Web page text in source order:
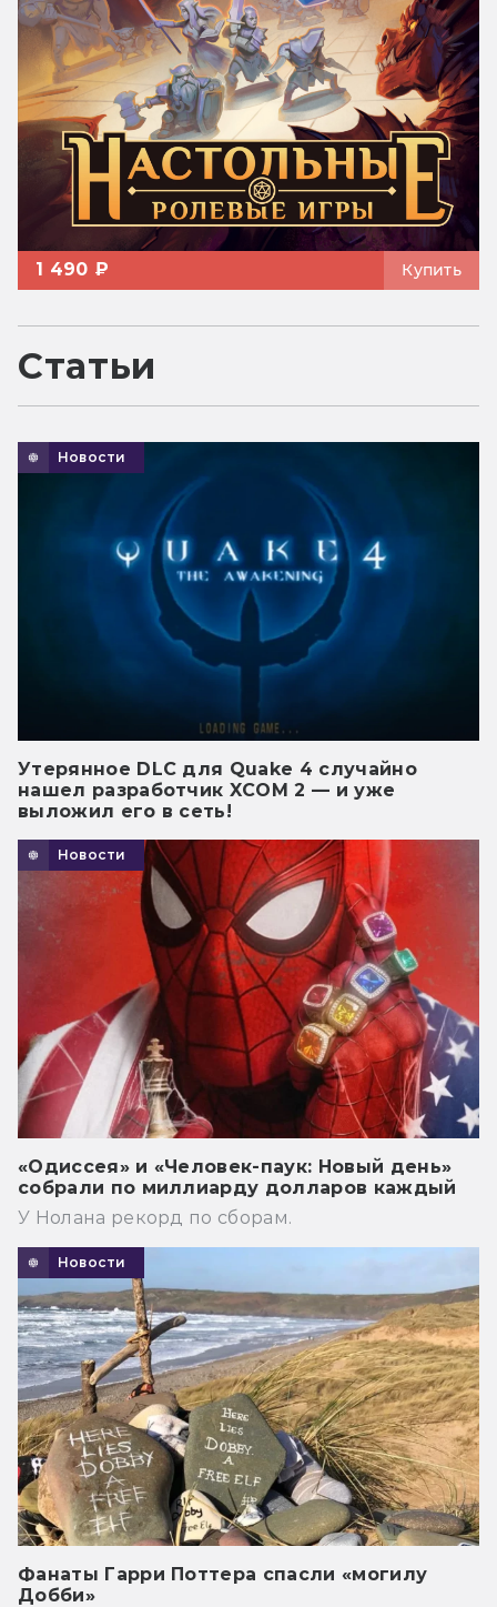
1 490 ₽ Купить
Статьи
Новости
Утерянное DLC для Quake 4 случайно
нашел разработчик XCOM 2 — и уже
выложил его в сеть!
Новости
«Одиссея» и «Человек-паук: Новый день»
собрали по миллиарду долларов каждый
У Нолана рекорд по сборам.
Новости
Фанаты Гарри Поттера спасли «могилу
Добби»